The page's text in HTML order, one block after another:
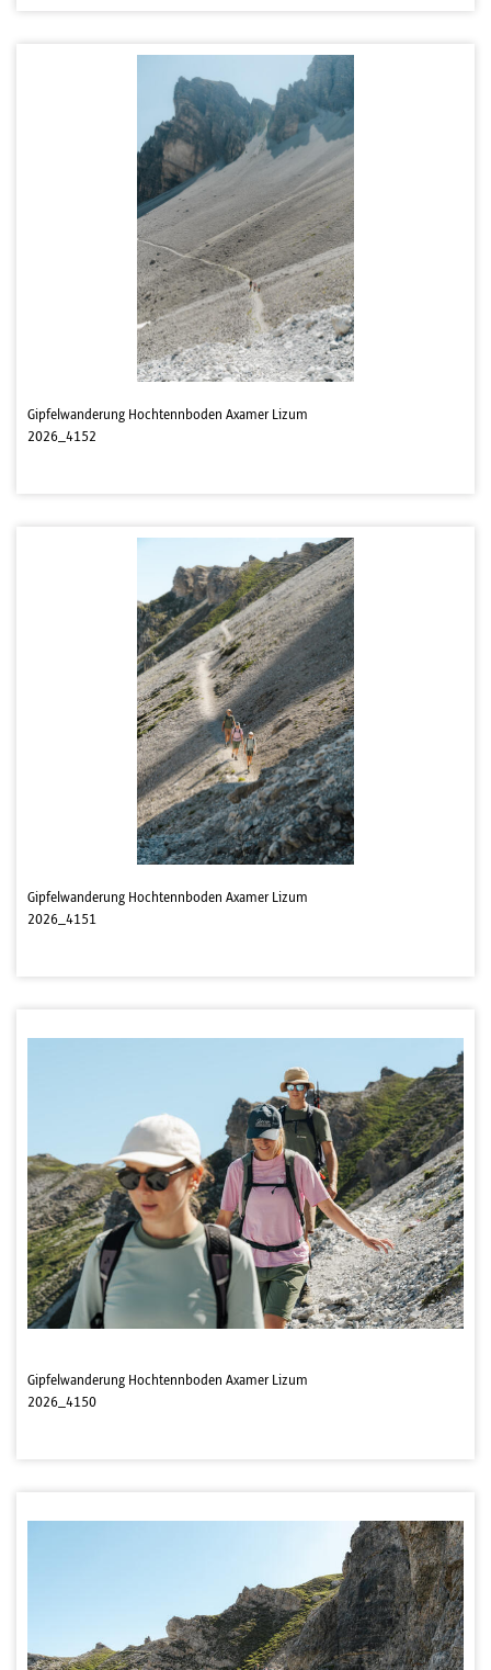
Gipfelwanderung Hochtennboden Axamer Lizum
2026_4152
Gipfelwanderung Hochtennboden Axamer Lizum
2026_4151
Gipfelwanderung Hochtennboden Axamer Lizum
2026_4150